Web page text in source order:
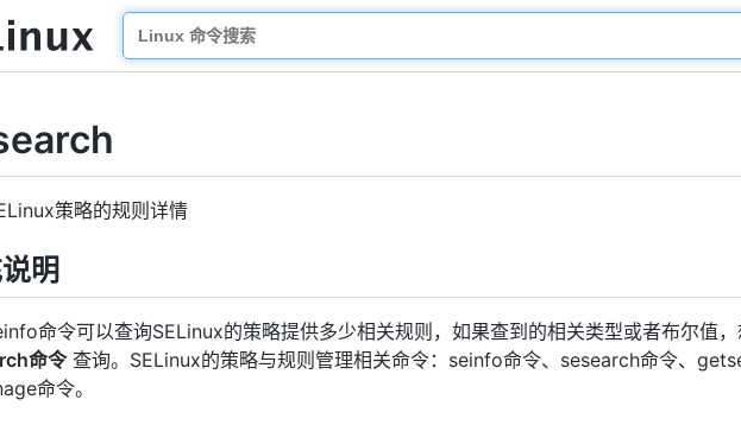
策略的规则详情
明
命令可以查询SELinux的策略提供多少相关规则，如果查到的相关类型或者布尔值
命令查询。SELinux的策略与规则管理相关命令：seinfo命令、sesearch命令、
命令。